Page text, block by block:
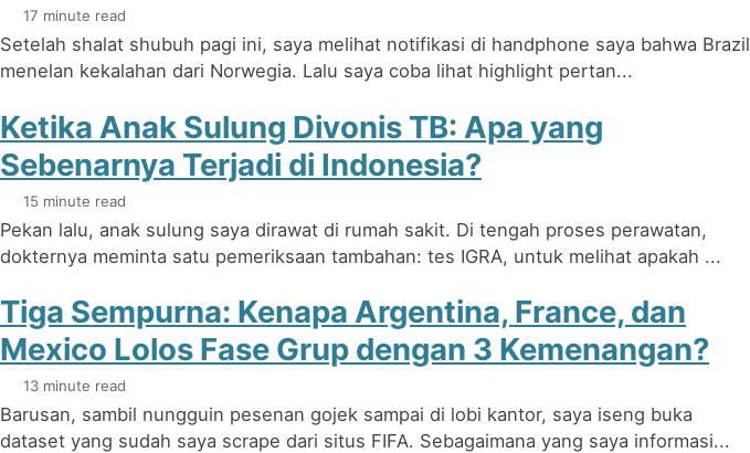
17 minute read
Setelah shalat shubuh pagi ini, saya melihat notifikasi di handphone saya bahwa Brazil
menelan kekalahan dari Norwegia. Lalu saya coba lihat highlight pertan...
Ketika Anak Sulung Divonis TB: Apa yang
Sebenarnya Terjadi di Indonesia?
15 minute read
Pekan lalu, anak sulung saya dirawat di rumah sakit. Di tengah proses perawatan,
dokternya meminta satu pemeriksaan tambahan: tes IGRA, untuk melihat apakah ...
Tiga Sempurna: Kenapa Argentina, France, dan
Mexico Lolos Fase Grup dengan 3 Kemenangan?
13 minute read
Barusan, sambil nungguin pesenan gojek sampai di lobi kantor, saya iseng buka
dataset yang sudah saya scrape dari situs FIFA. Sebagaimana yang saya informasi...